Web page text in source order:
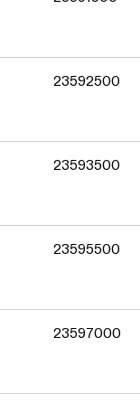
23592500
23593500
23595500
23597000